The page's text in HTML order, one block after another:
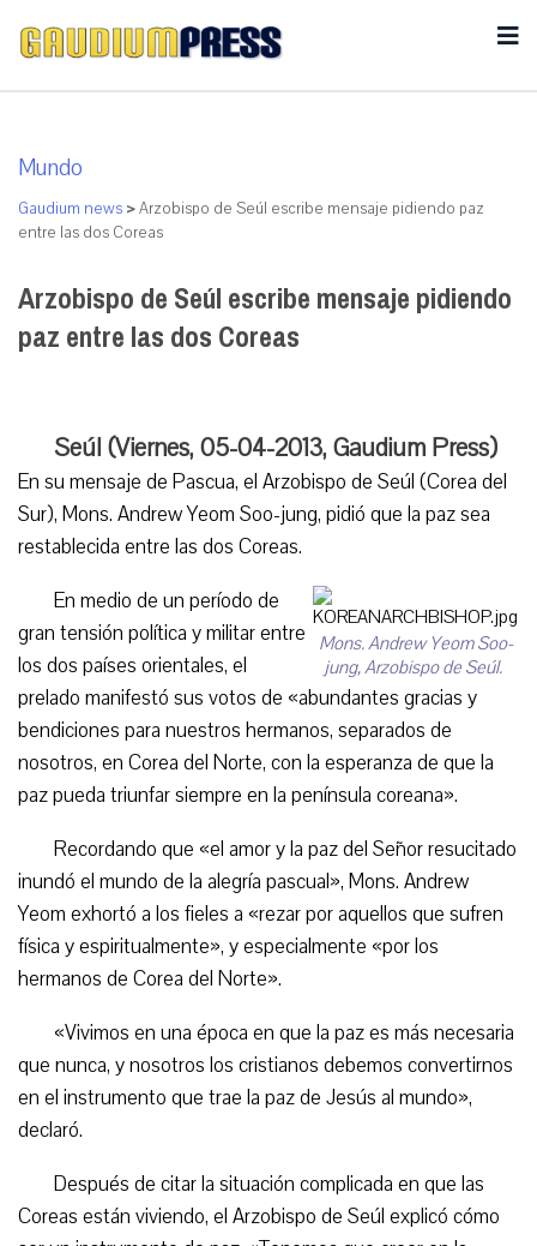
Mundo
Gaudium news >Arzobispo de Seúl escribe mensaje pidiendo paz
entre las dos Coreas
Arzobispo de Seúl escribe mensaje pidiendo
paz entre las dos Coreas
Seúl (Viernes, 05-04-2013, Gaudium Press)
En su mensaje de Pascua, el Arzobispo de Seúl (Corea del
Sur), Mons. Andrew Yeom Soo-jung, pidió que la paz sea
restablecida entre las dos Coreas.
Mons. Andrew Yeom Soo-
jung, Arzobispo de Seúl.
En medio de un período de
gran tensión política y militar entre
los dos países orientales, el
prelado manifestó sus votos de «abundantes gracias y
bendiciones para nuestros hermanos, separados de
nosotros, en Corea del Norte, con la esperanza de que la
paz pueda triunfar siempre en la península coreana».
Recordando que «el amor y la paz del Señor resucitado
inundó el mundo de la alegría pascual», Mons. Andrew
Yeom exhortó a los fieles a «rezar por aquellos que sufren
física y espiritualmente», y especialmente «por los
hermanos de Corea del Norte».
«Vivimos en una época en que la paz es más necesaria
que nunca, y nosotros los cristianos debemos convertirnos
en el instrumento que trae la paz de Jesús al mundo»,
declaró.
Después de citar la situación complicada en que las
Coreas están viviendo, el Arzobispo de Seúl explicó cómo